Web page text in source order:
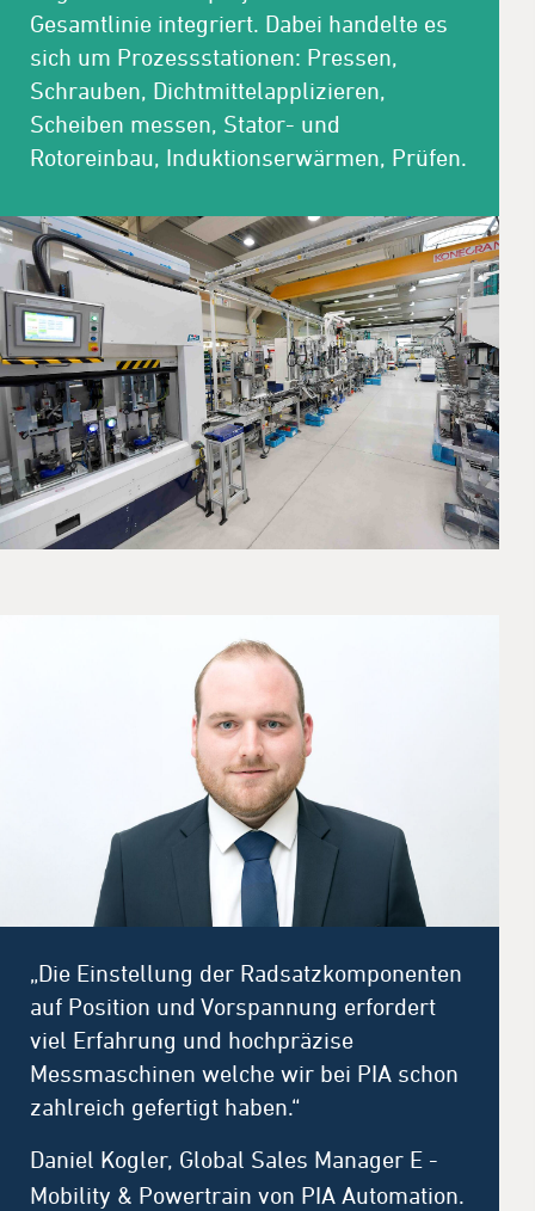
Gesamtlinie integriert. Dabei handelte es
sich um Prozessstationen: Pressen,
Schrauben, Dichtmittelapplizieren,
Scheiben messen, Stator- und
Rotoreinbau, Induktionserwärmen, Prüfen.
„Die Einstellung der Radsatzkomponenten
auf Position und Vorspannung erfordert
viel Erfahrung und hochpräzise
Messmaschinen welche wir bei PIA schon
zahlreich gefertigt haben.“
Daniel Kogler, Global Sales Manager E -
Mobility & Powertrain von PIA Automation.